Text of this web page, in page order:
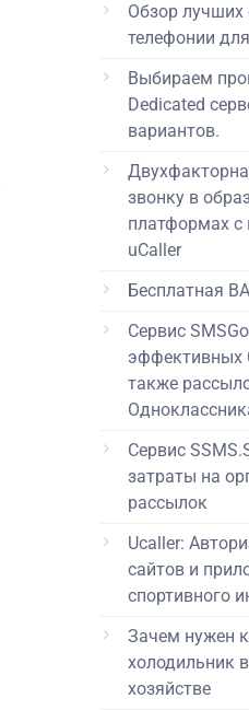
Обзор лучших
телефонии
Выбираем
Dedicated
вариантов.
звонку в
платформах
uCaller
Бесплатная
Сервис
эффективных
также
Сервис
затраты на
рассылок
Ucaller:
сайтов и
спортивного
Зачем нужен
холодильник
хозяйстве